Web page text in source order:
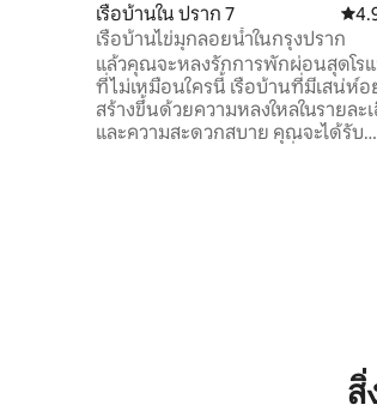
เรือบ้านใน ปราก 7 คะแ
เรือบ้านไข่มุกลอยน้ำในกรุงปราก
แล้วคุณจะหลงรักการพักผ่อนสุดโร
ที่ไม่เหมือนใครนี้ เรือบ้านที่มีเสน่ห์อ
สร้างขึ้นด้วยความหลงใหลในรายละ
และความสะดวกสบาย คุณจะได้รับ
สิ่